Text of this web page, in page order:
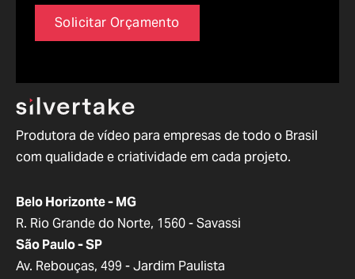
Solicitar Orçamento
Produtora de vídeo para empresas de todo o Brasil
com qualidade e criatividade em cada projeto.
Belo Horizonte - MG
R. Rio Grande do Norte, 1560 - Savassi
São Paulo - SP
Av. Rebouças, 499 - Jardim Paulista